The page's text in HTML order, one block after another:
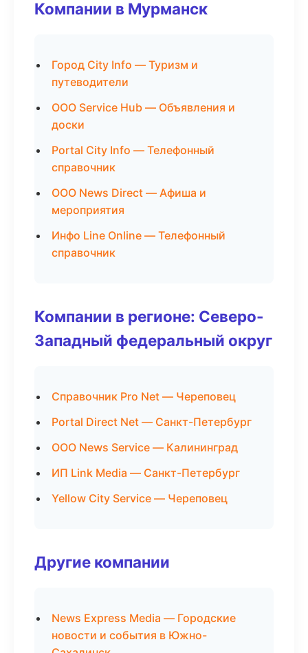
Компании в Мурманск
Город City Info — Туризм и
путеводители
ООО Service Hub — Объявления и
доски
Portal City Info — Телефонный
справочник
ООО News Direct — Афиша и
мероприятия
Инфо Line Online — Телефонный
справочник
Компании в регионе: Северо-
Западный федеральный округ
Справочник Pro Net — Череповец
Portal Direct Net — Санкт-Петербург
ООО News Service — Калининград
ИП Link Media — Санкт-Петербург
Yellow City Service — Череповец
Другие компании
News Express Media — Городские
новости и события в Южно-